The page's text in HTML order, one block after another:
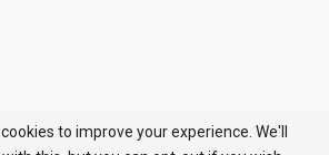
to improve your experience. We'll